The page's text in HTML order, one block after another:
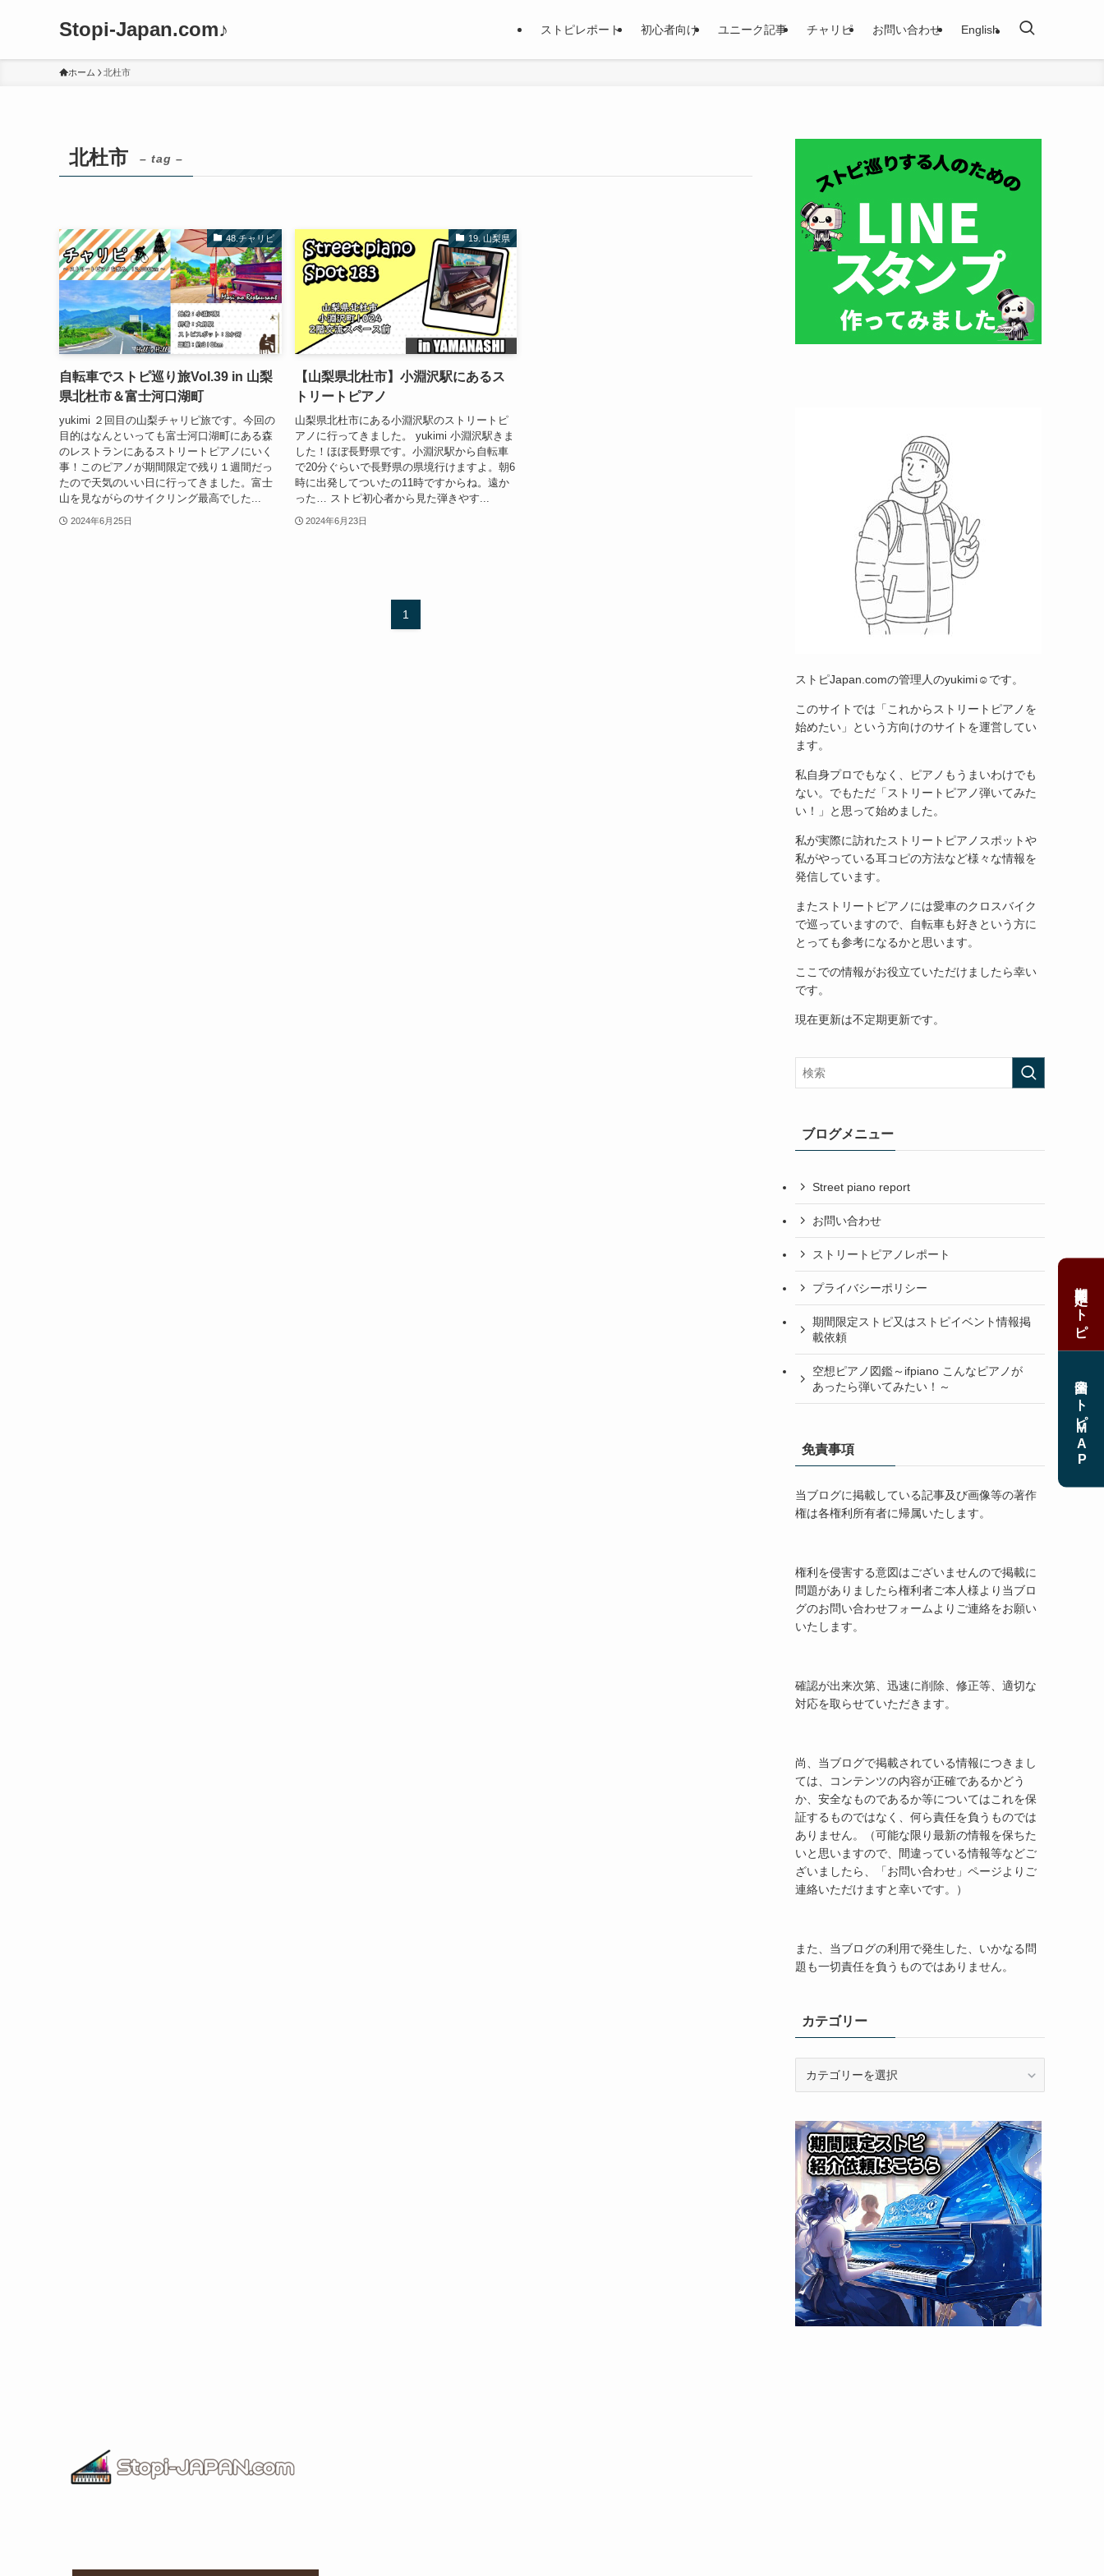
Stopi-Japan.com♪ ストピレポート 初心者向け ユニーク記事 チャリピ お問い合わせ English
ホーム 北杜市
北杜市 – tag –
48.チャリピ
自転車でストピ巡り旅Vol.39 in 山梨
県北杜市＆富士河口湖町
yukimi ２回目の山梨チャリピ旅です。今回の
目的はなんといっても富士河口湖町にある森
のレストランにあるストリートピアノにいく
事！このピアノが期間限定で残り１週間だっ
たので天気のいい日に行ってきました。富士
山を見ながらのサイクリング最高でした...
2024年6月25日
19. 山梨県
【山梨県北杜市】小淵沢駅にあるス
トリートピアノ
山梨県北杜市にある小淵沢駅のストリートピ
アノに行ってきました。 yukimi 小淵沢駅きま
した！ほぼ長野県です。小淵沢駅から自転車
で20分ぐらいで長野県の県境行けますよ。朝6
時に出発してついたの11時ですからね。遠か
った… ストピ初心者から見た弾きやす...
2024年6月23日
1
ストピJapan.comの管理人のyukimi☺です。
このサイトでは「これからストリートピアノを
始めたい」という方向けのサイトを運営してい
ます。
私自身プロでもなく、ピアノもうまいわけでも
ない。でもただ「ストリートピアノ弾いてみた
い！」と思って始めました。
私が実際に訪れたストリートピアノスポットや
私がやっている耳コピの方法など様々な情報を
発信しています。
またストリートピアノには愛車のクロスバイク
で巡っていますので、自転車も好きという方に
とっても参考になるかと思います。
ここでの情報がお役立ていただけましたら幸い
です。
現在更新は不定期更新です。
ブログメニュー
Street piano report
お問い合わせ
ストリートピアノレポート
プライバシーポリシー
期間限定ストピ又はストピイベント情報掲
載依頼
空想ピアノ図鑑～ifpiano こんなピアノが
あったら弾いてみたい！～
免責事項
当ブログに掲載している記事及び画像等の著作
権は各権利所有者に帰属いたします。
権利を侵害する意図はございませんので掲載に
問題がありましたら権利者ご本人様より当ブロ
グのお問い合わせフォームよりご連絡をお願い
いたします。
確認が出来次第、迅速に削除、修正等、適切な
対応を取らせていただきます。
尚、当ブログで掲載されている情報につきまし
ては、コンテンツの内容が正確であるかどう
か、安全なものであるか等についてはこれを保
証するものではなく、何ら責任を負うものでは
ありません。（可能な限り最新の情報を保ちた
いと思いますので、間違っている情報等などご
ざいましたら、「お問い合わせ」ページよりご
連絡いただけますと幸いです。）
また、当ブログの利用で発生した、いかなる問
題も一切責任を負うものではありません。
カテゴリー
リ
ー
期間限定ストピ
全国ストピMAP